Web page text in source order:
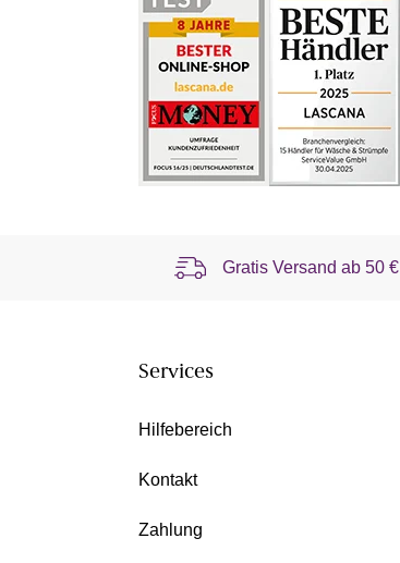
Gratis Versand ab50 €
Services
Hilfebereich
Kontakt
Zahlung